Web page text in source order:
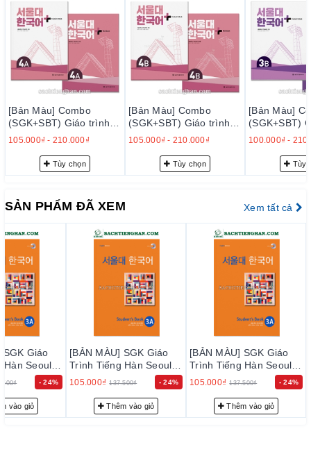
Sử dụng nhiều tư liệu hình ảnh
như tranh vẽ, hình ảnh
để học về văn hóa Hàn Quốc một cách trơn tru và hiệu
quả.
Có phần mềm học trên PC
(Bộ 1A, 1B), cung cấp các trò
chơi và bài tập đơn giản về từ vựng và ngữ pháp, các
đoạn văn đọc và nghe, danh sách từ vựng và ngữ pháp,
các tập tin âm thanh MP3, và các tài liệu hỗ trợ cho lớp
học
----------------------------------
CAM KẾT CỦA KBOOK:
sách luyện thi Topik, luyện thị OPIC, sách Tiếng Việt cho người
giấy,chất lượng in luôn cao cấp hơn bên khác mà giá
thành tương đương
- Cung cấp dịch vụ bán hàng tốt nhất: tư vấn chọn sách, giao
hàng, hậu mãi, khách hàng thân thiết.
- Hỗ trợ khách hàng 24/24 qua hotline/zalo/facebook với đội
ngũ Admin Topik 5,6 với nhiều kinh nghiệm học/dạy tiếng Hàn,
thi Topik, OPIC
- Có cung cấp giá sỉ, số lượng cho các trung tâm, công ty, lớp
học (hỗ trợ xuất hóa đơn VAT)
Chúng tôi không chỉ là một đơn vị bán sách, mà
[Bản Màu] Combo
(SGK+SBT) Giáo trình
Tiếng Hàn Seoul Plus
105.000₫ - 210.000₫
Tùy chọn
[Bản Màu] Combo
(SGK+SBT) Giáo trình
Tiếng Hàn Seoul Plus
105.000₫ - 210.000₫
Tùy chọn
[Bản Màu]
(SGK+SBT)
Tiếng Hàn
100.000₫ -
Tùy
SẢN PHẨM ĐÃ XEM Xem tất cả
- 24%
SGK Giáo
Hàn Seoul
한국어 3A
vào giỏ
- 24%
[BẢN MÀU] SGK Giáo
Trình Tiếng Hàn Seoul
3A - 서울대 한국어 3A
105.000₫ 137.500₫
Thêm vào giỏ
- 24%
[BẢN MÀU] SGK Giáo
Trình Tiếng Hàn Seoul
3A - 서울대 한국어 3A
105.000₫ 137.500₫
Thêm vào giỏ